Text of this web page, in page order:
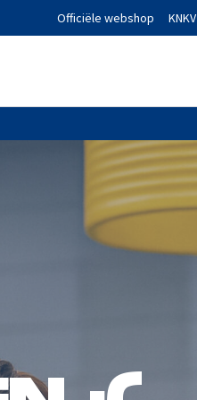
Officiële webshop KNKV